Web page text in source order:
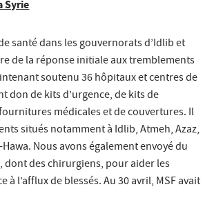
Syrie
santé dans les gouvernorats d’Idlib et
de la réponse initiale aux tremblements
soutenu 36 hôpitaux et centres de
don de kits d’urgence, de kits de
médicales et de couvertures. Il
situés notamment à Idlib, Atmeh, Azaz,
Hawa. Nous avons également envoyé du
dont des chirurgiens, pour aider les
à l’afflux de blessés. Au 30 avril, MSF avait